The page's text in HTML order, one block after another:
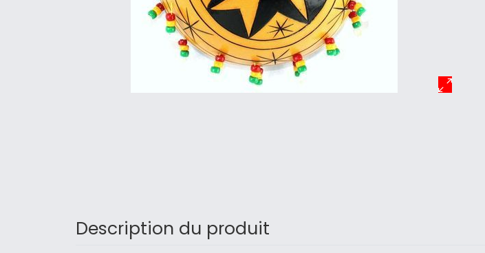
Description du produit